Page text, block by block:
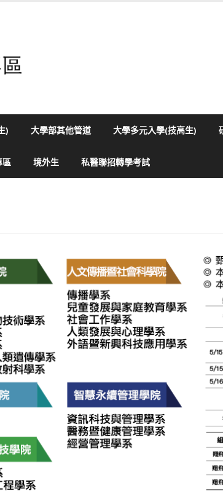
) 大學部其他管道 大學多元入學(技高生)
區 境外生 私醫聯招轉學考試